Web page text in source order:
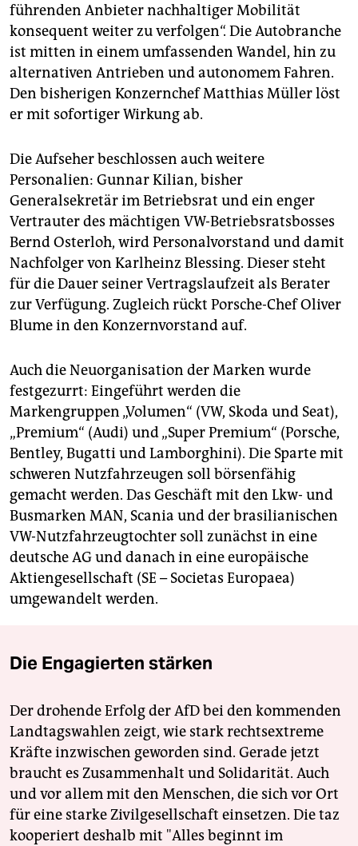
führenden Anbieter nachhaltiger Mobilität
konsequent weiter zu verfolgen“. Die Autobranche
ist mitten in einem umfassenden Wandel, hin zu
alternativen Antrieben und autonomem Fahren.
Den bisherigen Konzernchef Matthias Müller löst
er mit sofortiger Wirkung ab.
Die Aufseher beschlossen auch weitere
Personalien: Gunnar Kilian, bisher
Generalsekretär im Betriebsrat und ein enger
Vertrauter des mächtigen VW-Betriebsratsbosses
Bernd Osterloh, wird Personalvorstand und damit
Nachfolger von Karlheinz Blessing. Dieser steht
für die Dauer seiner Vertragslaufzeit als Berater
zur Verfügung. Zugleich rückt Porsche-Chef Oliver
Blume in den Konzernvorstand auf.
Auch die Neuorganisation der Marken wurde
festgezurrt: Eingeführt werden die
Markengruppen „Volumen“ (VW, Skoda und Seat),
„Premium“ (Audi) und „Super Premium“ (Porsche,
Bentley, Bugatti und Lamborghini). Die Sparte mit
schweren Nutzfahrzeugen soll börsenfähig
gemacht werden. Das Geschäft mit den Lkw- und
Busmarken MAN, Scania und der brasilianischen
VW-Nutzfahrzeugtochter soll zunächst in eine
deutsche AG und danach in eine europäische
Aktiengesellschaft (SE – Societas Europaea)
umgewandelt werden.
Die Engagierten stärken
Der drohende Erfolg der AfD bei den kommenden
Landtagswahlen zeigt, wie stark rechtsextreme
Kräfte inzwischen geworden sind. Gerade jetzt
braucht es Zusammenhalt und Solidarität. Auch
und vor allem mit den Menschen, die sich vor Ort
für eine starke Zivilgesellschaft einsetzen. Die taz
kooperiert deshalb mit "Alles beginnt im